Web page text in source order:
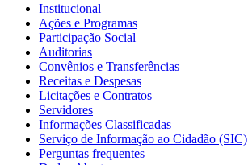
Institucional
Ações e Programas
Participação Social
Auditorias
Convênios e Transferências
Receitas e Despesas
Licitações e Contratos
Servidores
Informações Classificadas
Serviço de Informação ao Cidadão (SIC)
Perguntas frequentes